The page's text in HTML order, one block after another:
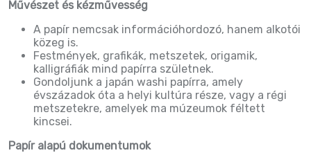
Művészet és kézművesség
A papír nemcsak információhordozó, hanem alkotói
közeg is.
Festmények, grafikák, metszetek, origamik,
kalligráfiák mind papírra születnek.
Gondoljunk a japán washi papírra, amely
évszázadok óta a helyi kultúra része, vagy a régi
metszetekre, amelyek ma múzeumok féltett
kincsei.
Papír alapú dokumentumok